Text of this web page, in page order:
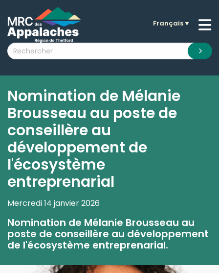
submenu (La MRC )
submenu (Citoyens )
submenu (Nouvelles )
submenu (Documentation )
Français▼
Nomination de Mélanie
Brousseau au poste de
conseillère au
développement de
l'écosystème
entreprenarial
Mercredi 14 janvier 2026
Nomination de Mélanie Brousseau au
poste de conseillère au développement
de l'écosystème entreprenarial.